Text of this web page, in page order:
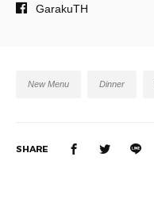
GarakuTH
New Menu Dinner
SHARE